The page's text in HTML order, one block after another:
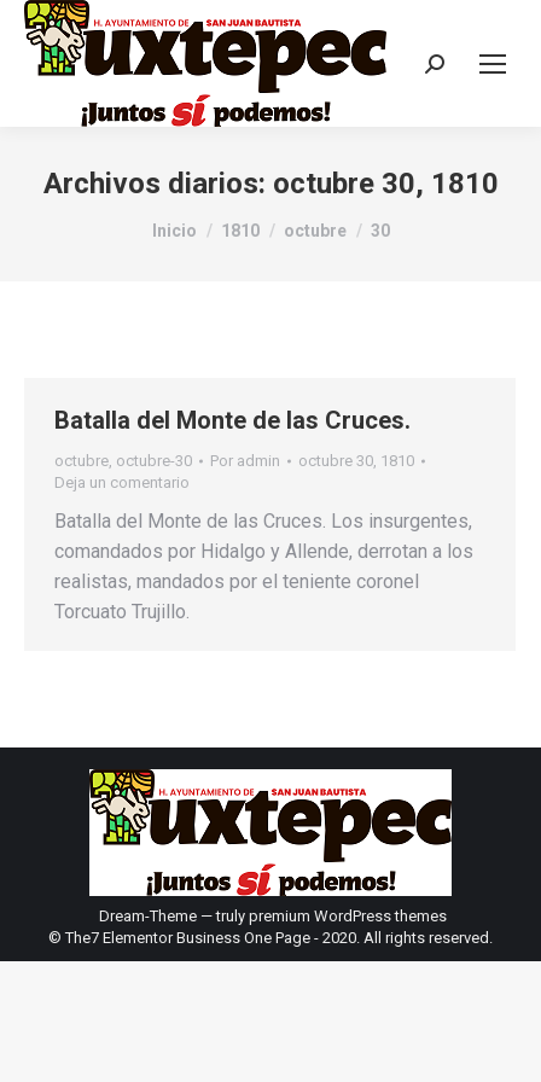
Archivos diarios: octubre 30, 1810
Estás aquí:
Inicio 1810 octubre 30
Batalla del Monte de las Cruces.
octubre, octubre-30 Por admin
octubre 30, 1810
Deja un comentario
Batalla del Monte de las Cruces. Los insurgentes,
comandados por Hidalgo y Allende, derrotan a los
realistas, mandados por el teniente coronel
Torcuato Trujillo.
Dream-Theme — truly premium WordPress themes
© The7 Elementor Business One Page - 2020. All rights reserved.